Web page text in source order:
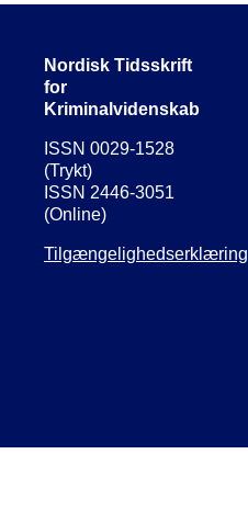
Nordisk Tidsskrift
for
Kriminalvidenskab
ISSN 0029-1528
(Trykt)
ISSN 2446-3051
(Online)
Tilgængelighedserklæring